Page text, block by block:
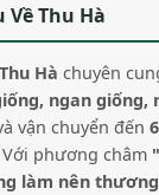
Về Thu Hà
Hà chuyên
ngan giống,
vận chuyển đến
Với phương châm
làm nên